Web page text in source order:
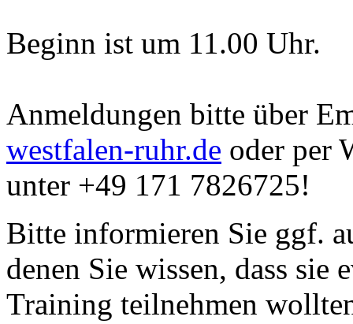
Beginn ist um 11.00 Uhr.
Anmeldungen bitte über
westfalen-ruhr.de oder per
unter +49 171 7826725!
Bitte informieren Sie ggf.
denen Sie wissen, dass
Training teilnehmen